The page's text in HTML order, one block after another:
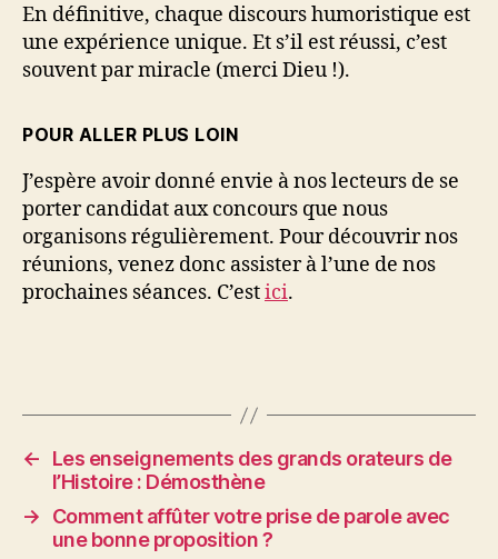
En définitive, chaque discours humoristique est
une expérience unique. Et s’il est réussi, c’est
souvent par miracle (merci Dieu !).
POUR ALLER PLUS LOIN
J’espère avoir donné envie à nos lecteurs de se
porter candidat aux concours que nous
organisons régulièrement. Pour découvrir nos
réunions, venez donc assister à l’une de nos
prochaines séances. C’estici.
←
Les enseignements des grands orateurs de
l’Histoire : Démosthène
→
Comment affûter votre prise de parole avec
une bonne proposition ?